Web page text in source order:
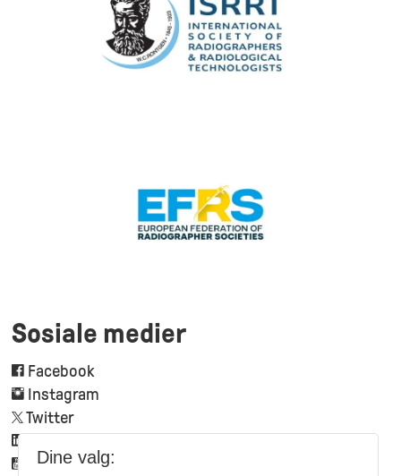
Sosiale medier
Facebook
Instagram
Twitter
Linkedin
Youtube
Dine valg: